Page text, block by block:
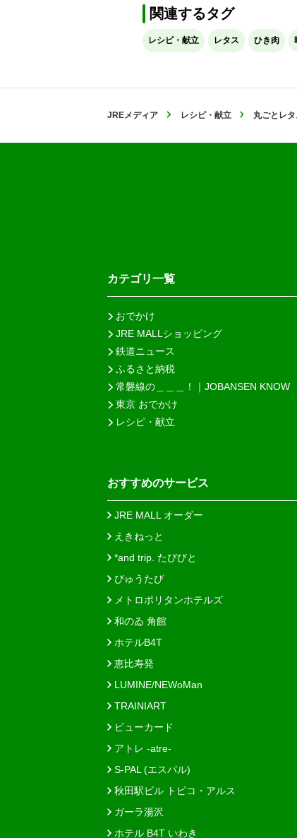
関連するタグ
レシピ・献立 レタス ひき肉
JREメディア レシピ・献立 丸ごとレ
カテゴリ一覧
おでかけ
JRE MALLショッピング
鉄道ニュース
ふるさと納税
常磐線の＿＿＿！｜JOBANSEN KNOW
東京 おでかけ
レシピ・献立
おすすめのサービス
JRE MALL オーダー
えきねっと
*and trip. たびびと
びゅうたび
メトロポリタンホテルズ
和のゐ 角館
ホテルB4T
恵比寿発
LUMINE/NEWoMan
TRAINIART
ビューカード
アトレ -atre-
S-PAL (エスパル)
秋田駅ビル トピコ・アルス
ガーラ湯沢
ホテル B4T いわき